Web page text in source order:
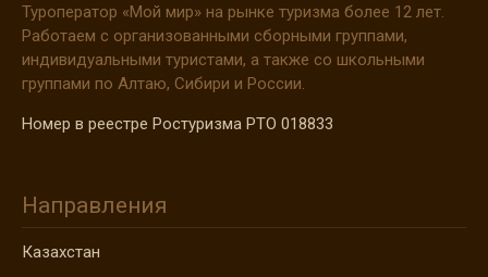
Туроператор «Мой мир» на рынке туризма более 12 лет.
Работаем с организованными сборными группами,
индивидуальными туристами, а также со школьными
группами по Алтаю, Сибири и России.
Номер в реестре Ростуризма РТО 018833
Направления
Казахстан